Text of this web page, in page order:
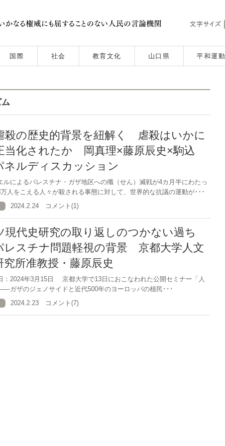
国際 社会 教育文化 山口県 平和運動
殺の歴史的背景を紐解く 虐殺はいかに
当化されたか 岡真理×藤原辰史×駒込
ルディスカッション
によるパレスチナ・ガザ地区への殲（せん）滅戦が4カ月半にわたっ
人をこえる人々が殺される事態に対して、世界的な抗議の運動が･･･
2024.2.24 コメント(1)
現代史研究の取り返しのつかない過ち
スチナ問題軽視の背景 京都大学人文
究所准教授・藤原辰史
：2024年3月15日 京都大学で13日におこなわれた公開セミナー「人
ガザのジェノサイドと近代500年のヨーロッパの植民･･･
2024.2.23 コメント(7)